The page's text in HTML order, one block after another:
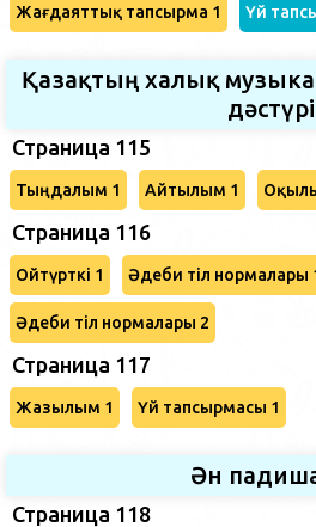
Жағдаяттық тапсырма 1 Үй
Қазақтың халық
дәстүрі
Страница 115
Тыңдалым 1 Айтылым 1
Страница 116
Ойтүрткі 1 Әдеби тіл нормалары
Әдеби тіл нормалары 2
Страница 117
Жазылым 1 Үй тапсырмасы 1
Ән
Страница 118